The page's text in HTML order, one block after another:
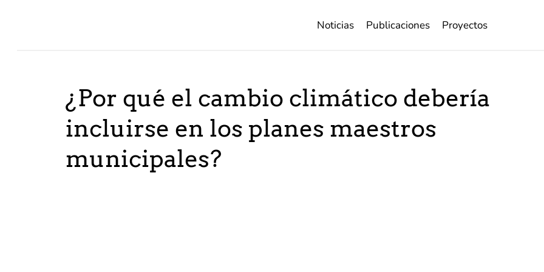
Noticias Publicaciones Proyectos
¿Por qué el cambio climático debería
incluirse en los planes maestros
municipales?